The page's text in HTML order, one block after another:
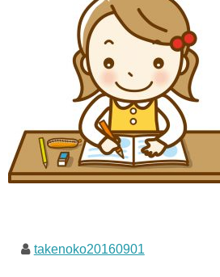
takenoko20160901